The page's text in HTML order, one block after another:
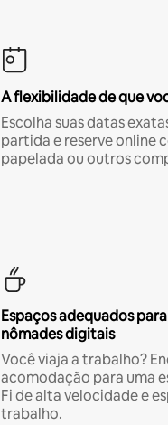
A flexibilidade de que
Escolha suas datas
partida e reserve online
papelada ou outros
Espaços adequados
nômades digitais
Você viaja a trabalho?
acomodação para uma
Fi de alta velocidade e
trabalho.